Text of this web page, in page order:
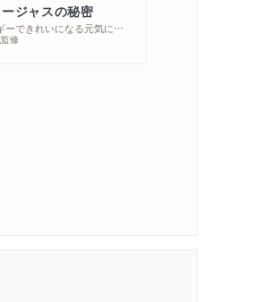
ジャスの秘密
─黄金の生命エネルギーできれいになる元気になる
監修